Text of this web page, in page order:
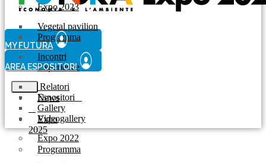
Expo 2023
Vegetal pavilion
Programma
Incontri
Experience
Relatori
Espositori
Gallery
Videogallery
Expo 2022
MY FUTURA
AREA ESPOSITORI
News
Expo
2025
Programma